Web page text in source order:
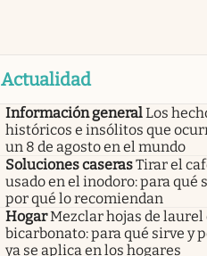
Actualidad
Información generalLos
históricos e insólitos que
un 8 de agosto en el mundo
Soluciones caserasTirar el
usado en el inodoro: para qué
por qué lo recomiendan
HogarMezclar hojas de laurel
bicarbonato: para qué sirve y
ya se aplica en los hogares